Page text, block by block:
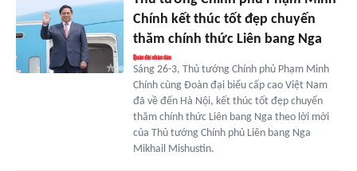
Chính kết thúc tốt đẹp chuyến
thăm chính thức Liên bang Nga
Sáng 26-3, Thủ tướng Chính phủ Phạm Minh
Chính cùng Đoàn đại biểu cấp cao Việt Nam
đã về đến Hà Nội, kết thúc tốt đẹp chuyến
thăm chính thức Liên bang Nga theo lời mời
của Thủ tướng Chính phủ Liên bang Nga
Mikhail Mishustin.